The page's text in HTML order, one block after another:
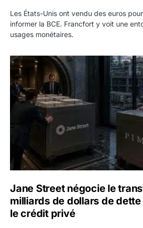
Les États-Unis ont vendu des euros
informer la BCE. Francfort y voit une
usages monétaires.
Jane Street négocie le transfert
Jane Street négocie le
milliards de dollars de
le crédit privé